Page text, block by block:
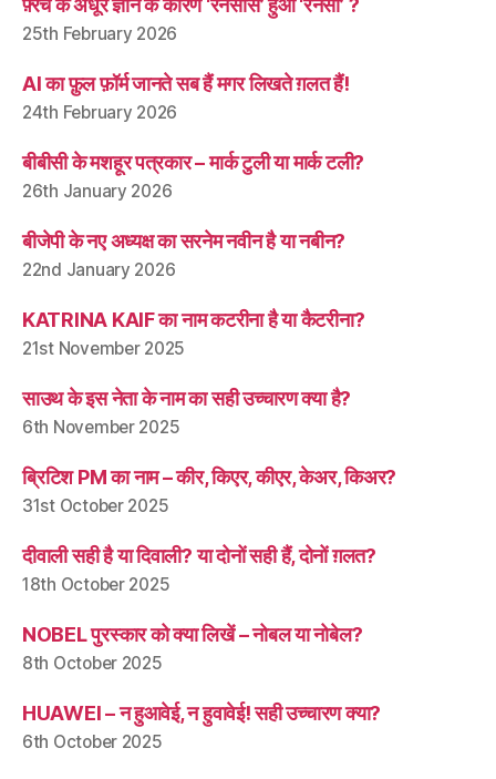
फ़्रेंच के अधूरे ज्ञान के कारण ‘रनेसाँस’ हुआ ‘रेनेसाँ’ ?
25th February 2026
AI का फ़ुल फ़ॉर्म जानते सब हैं मगर लिखते ग़लत हैं!
24th February 2026
बीबीसी के मशहूर पत्रकार – मार्क टुली या मार्क टली?
26th January 2026
बीजेपी के नए अध्यक्ष का सरनेम नवीन है या नबीन?
22nd January 2026
KATRINA KAIF का नाम कटरीना है या कैटरीना?
21st November 2025
साउथ के इस नेता के नाम का सही उच्चारण क्या है?
6th November 2025
ब्रिटिश PM का नाम – कीर, किएर, कीएर, केअर, किअर?
31st October 2025
दीवाली सही है या दिवाली? या दोनों सही हैं, दोनों ग़लत?
18th October 2025
NOBEL पुरस्कार को क्या लिखें – नोबल या नोबेल?
8th October 2025
HUAWEI – न हुआवेई, न हुवावेई! सही उच्चारण क्या?
6th October 2025